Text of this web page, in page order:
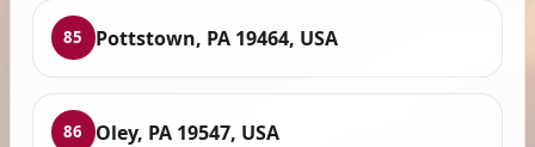
85 Pottstown, PA 19464, USA
86 Oley, PA 19547, USA